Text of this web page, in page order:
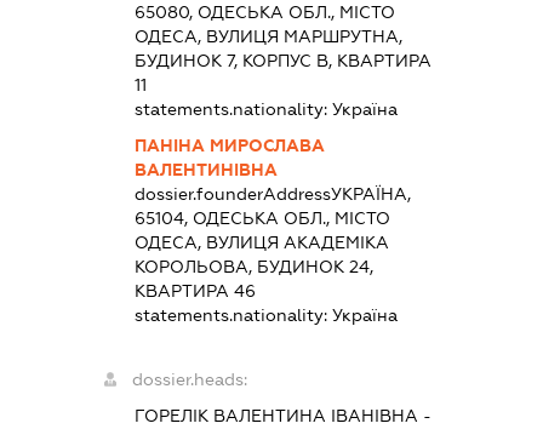
65080, ОДЕСЬКА ОБЛ., МІСТО
ОДЕСА, ВУЛИЦЯ МАРШРУТНА,
БУДИНОК 7, КОРПУС В, КВАРТИРА
11
statements.nationality:Україна
ПАНІНА МИРОСЛАВА
ВАЛЕНТИНІВНА
dossier.founderAddressУКРАЇНА,
65104, ОДЕСЬКА ОБЛ., МІСТО
ОДЕСА, ВУЛИЦЯ АКАДЕМІКА
КОРОЛЬОВА, БУДИНОК 24,
КВАРТИРА 46
statements.nationality:Україна
dossier.heads:
ГОРЕЛІК ВАЛЕНТИНА ІВАНІВНА -